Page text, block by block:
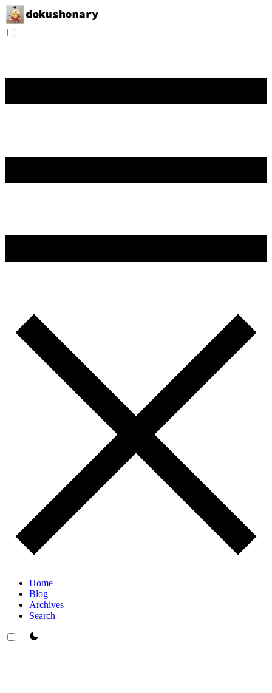
Home
Blog
Archives
Search
theme switcher